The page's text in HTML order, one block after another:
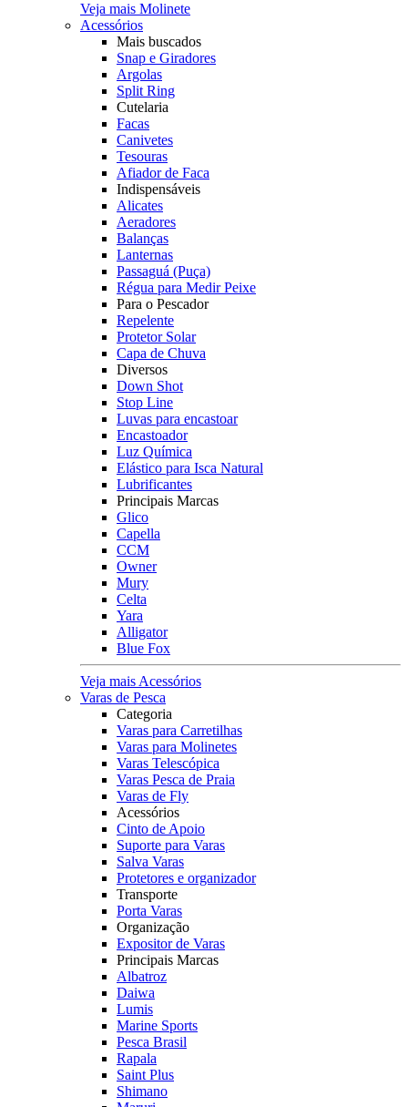
Veja mais Molinete
Acessórios
Mais buscados
Snap e Giradores
Argolas
Split Ring
Cutelaria
Facas
Canivetes
Tesouras
Afiador de Faca
Indispensáveis
Alicates
Aeradores
Balanças
Lanternas
Passaguá (Puça)
Régua para Medir Peixe
Para o Pescador
Repelente
Protetor Solar
Capa de Chuva
Diversos
Down Shot
Stop Line
Luvas para encastoar
Encastoador
Luz Química
Elástico para Isca Natural
Lubrificantes
Principais Marcas
Glico
Capella
CCM
Owner
Mury
Celta
Yara
Alligator
Blue Fox
Veja mais Acessórios
Varas de Pesca
Categoria
Varas para Carretilhas
Varas para Molinetes
Varas Telescópica
Varas Pesca de Praia
Varas de Fly
Acessórios
Cinto de Apoio
Suporte para Varas
Salva Varas
Protetores e organizador
Transporte
Porta Varas
Organização
Expositor de Varas
Principais Marcas
Albatroz
Daiwa
Lumis
Marine Sports
Pesca Brasil
Rapala
Saint Plus
Shimano